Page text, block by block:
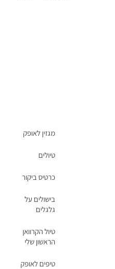
מגזין לאופק
טיולים
כרטיס ביקור
בישולים על
גלגלים
טיול הקרוואן
הראשון שלי
טיפים לאופק